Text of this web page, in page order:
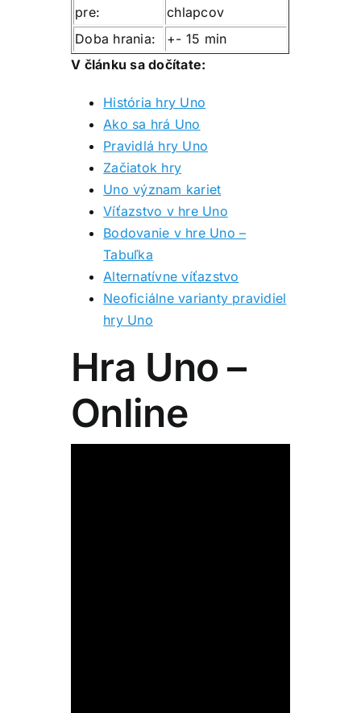
pre:
chlapcov
Doba hrania:
+- 15 min
V článku sa dočítate:
História hry Uno
Ako sa hrá Uno
Pravidlá hry Uno
Začiatok hry
Uno význam kariet
Víťazstvo v hre Uno
Bodovanie v hre Uno –
Tabuľka
Alternatívne víťazstvo
Neoficiálne varianty pravidiel
hry Uno
Hra Uno –
Online